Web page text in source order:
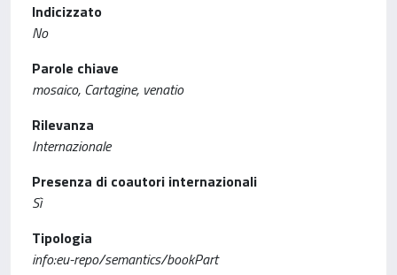
Indicizzato
No
Parole chiave
mosaico, Cartagine, venatio
Rilevanza
Internazionale
Presenza di coautori internazionali
Sì
Tipologia
info:eu-repo/semantics/bookPart